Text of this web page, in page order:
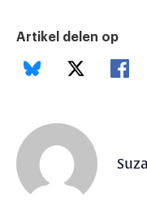
Artikel delen op